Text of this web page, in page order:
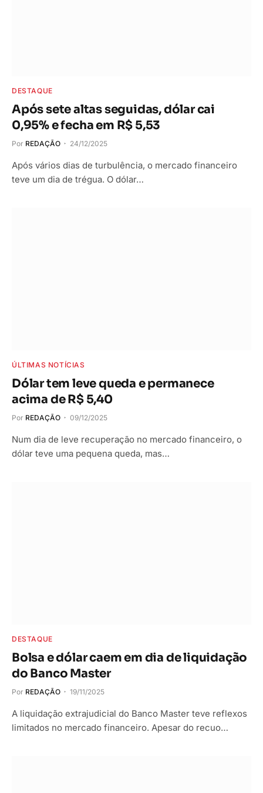
DESTAQUE
Após sete altas seguidas, dólar cai
0,95% e fecha em R$ 5,53
Por REDAÇÃO 24/12/2025
Após vários dias de turbulência, o mercado financeiro
teve um dia de trégua. O dólar…
ÚLTIMAS NOTÍCIAS
Dólar tem leve queda e permanece
acima de R$ 5,40
Por REDAÇÃO 09/12/2025
Num dia de leve recuperação no mercado financeiro, o
dólar teve uma pequena queda, mas…
DESTAQUE
Bolsa e dólar caem em dia de liquidação
do Banco Master
Por REDAÇÃO 19/11/2025
A liquidação extrajudicial do Banco Master teve reflexos
limitados no mercado financeiro. Apesar do recuo…